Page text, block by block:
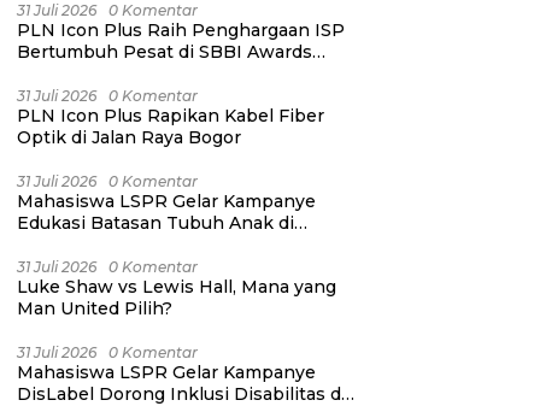
31 Juli 2026 0 Komentar
PLN Icon Plus Raih Penghargaan ISP
Bertumbuh Pesat di SBBI Awards
31 Juli 2026 0 Komentar
PLN Icon Plus Rapikan Kabel Fiber
Optik di Jalan Raya Bogor
31 Juli 2026 0 Komentar
Mahasiswa LSPR Gelar Kampanye
Edukasi Batasan Tubuh Anak di
31 Juli 2026 0 Komentar
Luke Shaw vs Lewis Hall, Mana yang
Man United Pilih?
31 Juli 2026 0 Komentar
Mahasiswa LSPR Gelar Kampanye
DisLabel Dorong Inklusi Disabilitas di